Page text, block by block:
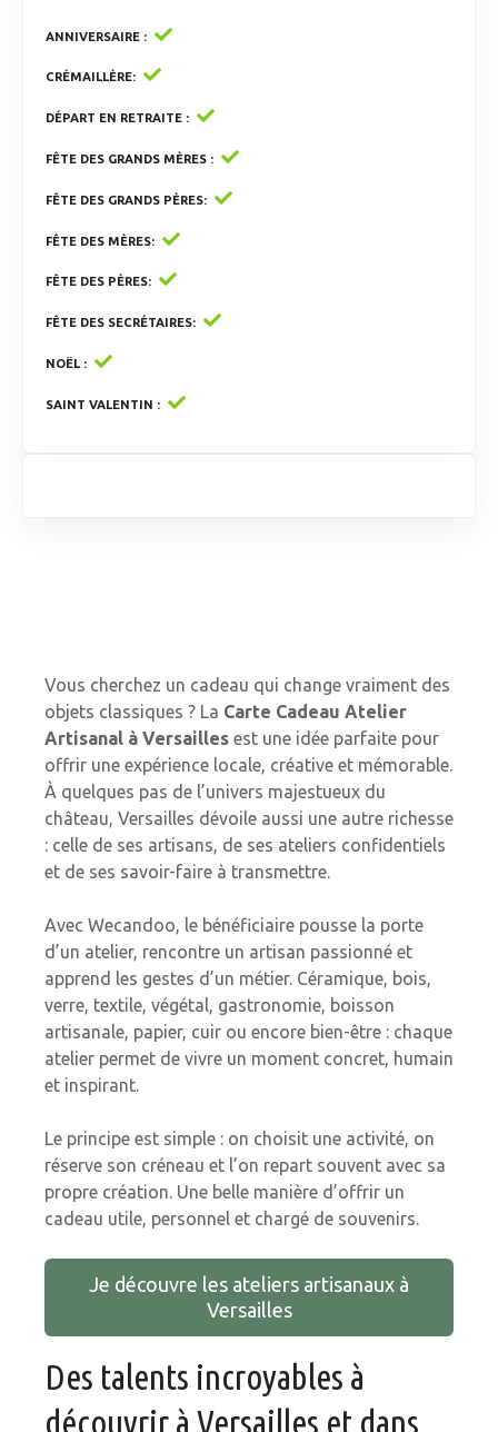
ANNIVERSAIRE
CRÉMAILLÈRE
DÉPART EN RETRAITE
FÊTE DES GRANDS MÈRES
FÊTE DES GRANDS PÈRES
FÊTE DES MÈRES
FÊTE DES PÈRES
FÊTE DES SECRÉTAIRES
NOËL
SAINT VALENTIN
Vous cherchez un cadeau qui change vraiment des
objets classiques ? La Carte Cadeau Atelier
Artisanal à Versailles est une idée parfaite pour
offrir une expérience locale, créative et mémorable.
À quelques pas de l’univers majestueux du
château, Versailles dévoile aussi une autre richesse
: celle de ses artisans, de ses ateliers confidentiels
et de ses savoir-faire à transmettre.
Avec Wecandoo, le bénéficiaire pousse la porte
d’un atelier, rencontre un artisan passionné et
apprend les gestes d’un métier. Céramique, bois,
verre, textile, végétal, gastronomie, boisson
artisanale, papier, cuir ou encore bien-être : chaque
atelier permet de vivre un moment concret, humain
et inspirant.
Le principe est simple : on choisit une activité, on
réserve son créneau et l’on repart souvent avec sa
propre création. Une belle manière d’offrir un
cadeau utile, personnel et chargé de souvenirs.
Je découvre les ateliers artisanaux à
Versailles
Des talents incroyables à
découvrir à Versailles et dans